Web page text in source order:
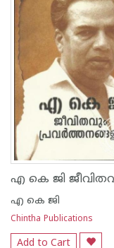
എ കെ ജി
Chintha Publications
Add to Cart